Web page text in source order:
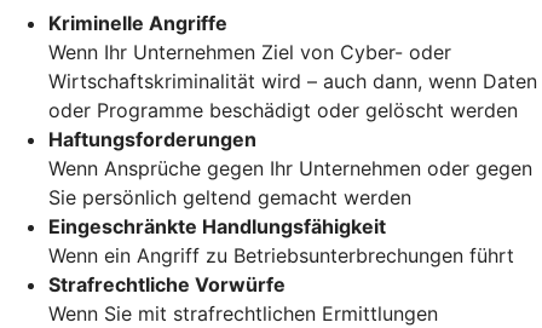
Kriminelle Angriffe
Wenn Ihr Unternehmen Ziel von Cyber- oder
Wirtschaftskriminalität wird – auch dann, wenn Daten
oder Programme beschädigt oder gelöscht werden
Haftungsforderungen
Wenn Ansprüche gegen Ihr Unternehmen oder gegen
Sie persönlich geltend gemacht werden
Eingeschränkte Handlungsfähigkeit
Wenn ein Angriff zu Betriebsunterbrechungen führt
Strafrechtliche Vorwürfe
Wenn Sie mit strafrechtlichen Ermittlungen